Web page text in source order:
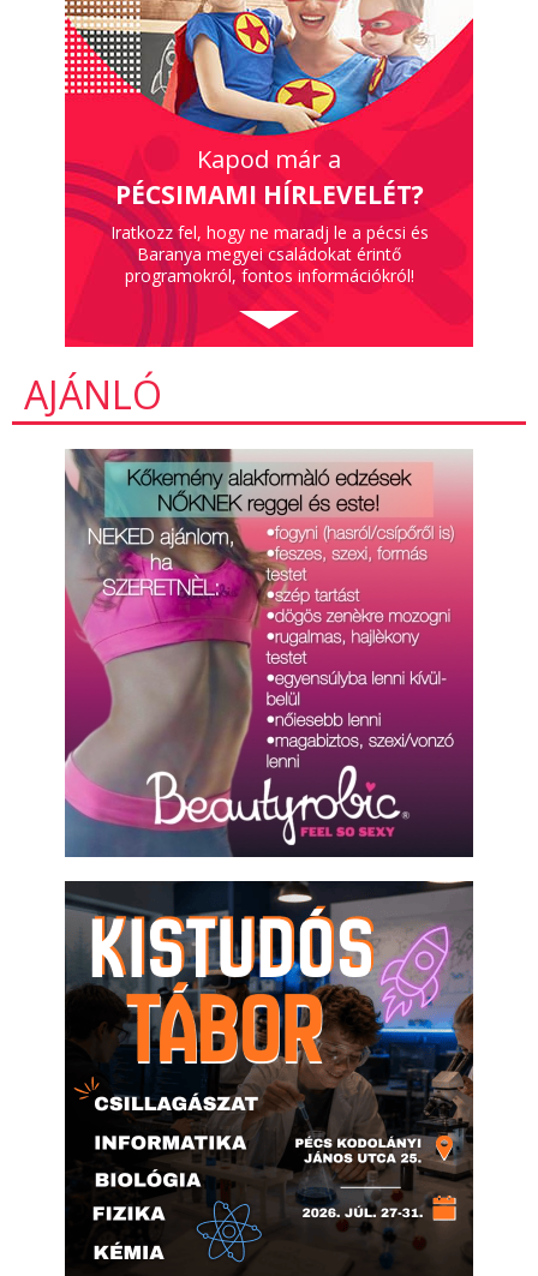
Kapod már a
PÉCSIMAMI HÍRLEVELÉT?
Iratkozz fel, hogy ne maradj le a pécsi és
Baranya megyei családokat érintő
programokról, fontos információkról!
AJÁNLÓ